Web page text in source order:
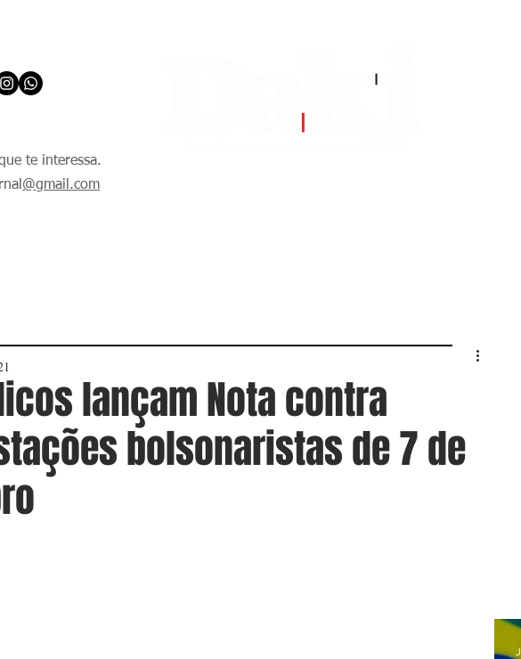
te interessa.
@gmail.com
lançam Nota contra
bolsonaristas de 7 de